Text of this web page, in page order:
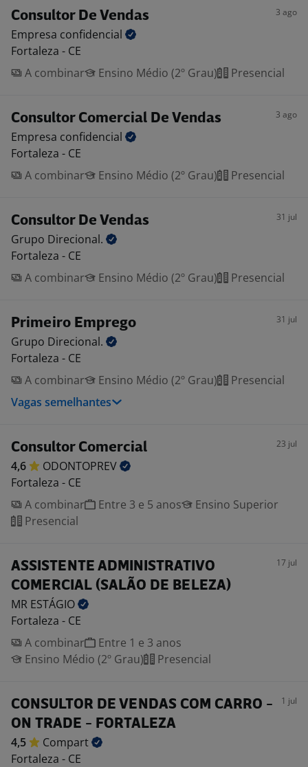
Consultor De Vendas 3 ago
Empresa confidencial
Fortaleza - CE
A combinar
Ensino Médio (2º Grau) Presencial
Consultor Comercial De Vendas 3 ago
Empresa confidencial
Fortaleza - CE
A combinar
Ensino Médio (2º Grau) Presencial
Consultor De Vendas 31 jul
Grupo Direcional.
Fortaleza - CE
A combinar
Ensino Médio (2º Grau) Presencial
Primeiro Emprego 31 jul
Grupo Direcional.
Fortaleza - CE
A combinar
Ensino Médio (2º Grau)
Presencial
Vagas semelhantes
Consultor Comercial 23 jul
4,6
ODONTOPREV
Fortaleza - CE
A combinar
Entre 3 e 5 anos
Ensino Superior
Presencial
ASSISTENTE ADMINISTRATIVO
COMERCIAL (SALÃO DE BELEZA)
17 jul
MR ESTÁGIO
Fortaleza - CE
A combinar
Entre 1 e 3 anos
Ensino Médio (2º Grau)
Presencial
CONSULTOR DE VENDAS COM CARRO -
ON TRADE - FORTALEZA
1 jul
4,5
Compart
Fortaleza - CE